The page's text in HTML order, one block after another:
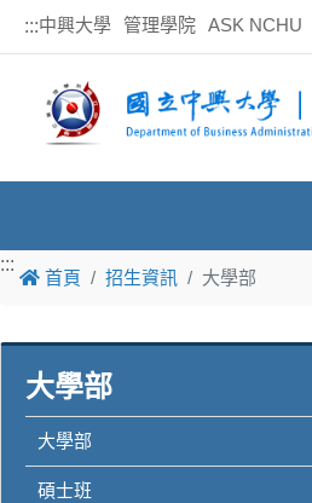
:::中興大學 管理學院 ASK NCHU
:::
首頁 招生資訊 大學部
大學部
大學部
碩士班